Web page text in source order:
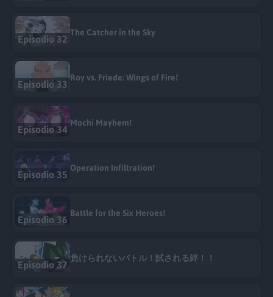
Episodio 32
The Catcher in the Sky
Episodio 33
Roy vs. Friede: Wings of Fire!
Episodio 34
Mochi Mayhem!
Episodio 35
Operation Infiltration!
Episodio 36
Battle for the Six Heroes!
Episodio 37
負けられないバトル！試される絆！！